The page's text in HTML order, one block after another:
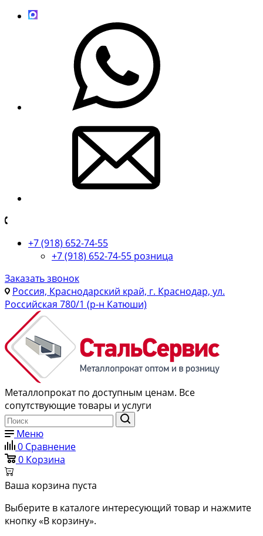
+7 (918) 652-74-55
+7 (918) 652-74-55 розница
Заказать звонок
Россия, Краснодарский край, г. Краснодар, ул.
Российская 780/1 (р-н Катюши)
Металлопрокат по доступным ценам. Все
сопутствующие товары и услуги
Меню
0 Сравнение
0 Корзина
Ваша корзина пуста
Выберите в каталоге интересующий товар и нажмите
кнопку «В корзину».